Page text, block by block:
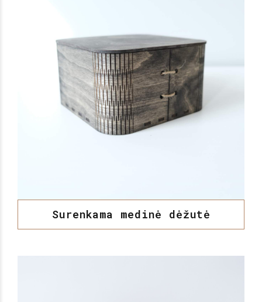
Surenkama medinė dėžutė